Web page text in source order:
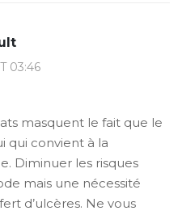
03:46
masquent le fait que le
qui convient à la
Diminuer les risques
mais une nécessité
d’ulcères. Ne vous